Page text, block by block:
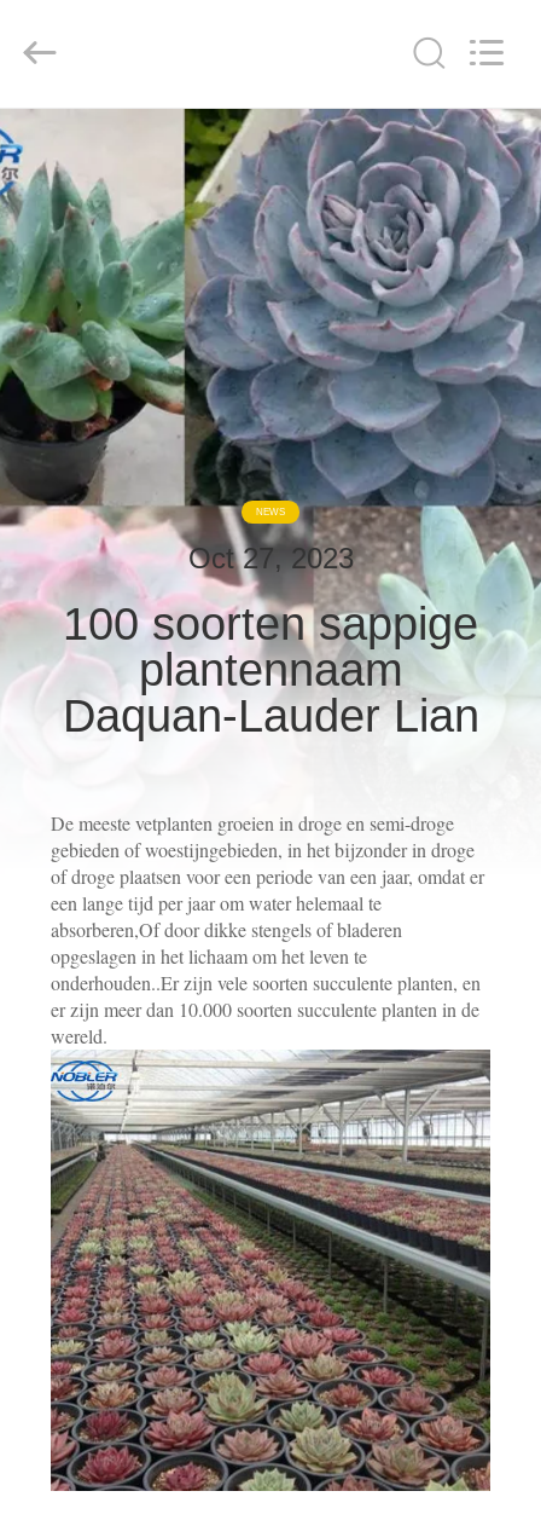
HUIS
PRODUCTEN
VIDEO'S
OVER
ONS
FABRIEKSTOCHT
KWALITEITSCONTROLE
NEEM
CONTACT
MET
ONS
NIEUWS
VRAAG
EEN
OFFERTE
COMPANY
NEWS
SITEMAP
PRIVACYBELEID
Co., Ltd. .
NEWS
Oct 27, 2023
100 soorten sappige
plantennaam
Daquan-Lauder Lian
De meeste vetplanten groeien in droge en semi-droge
gebieden of woestijngebieden, in het bijzonder in droge
of droge plaatsen voor een periode van een jaar, omdat er
een lange tijd per jaar om water helemaal te
absorberen,Of door dikke stengels of bladeren
opgeslagen in het lichaam om het leven te
onderhouden..Er zijn vele soorten succulente planten, en
er zijn meer dan 10.000 soorten succulente planten in de
wereld.